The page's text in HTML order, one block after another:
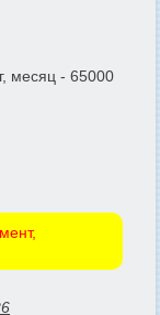
месяц - 65000